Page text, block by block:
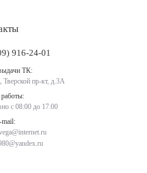
916-24-01
ТК:
Тверской пр-кт, д.3А
с 08:00 до 17:00